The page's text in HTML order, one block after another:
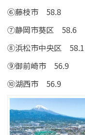
⑥藤枝市 58.8
⑦静岡市葵区 58.6
⑧浜松市中央区 58.1
⑨御前崎市 56.9
⑩湖西市 56.9